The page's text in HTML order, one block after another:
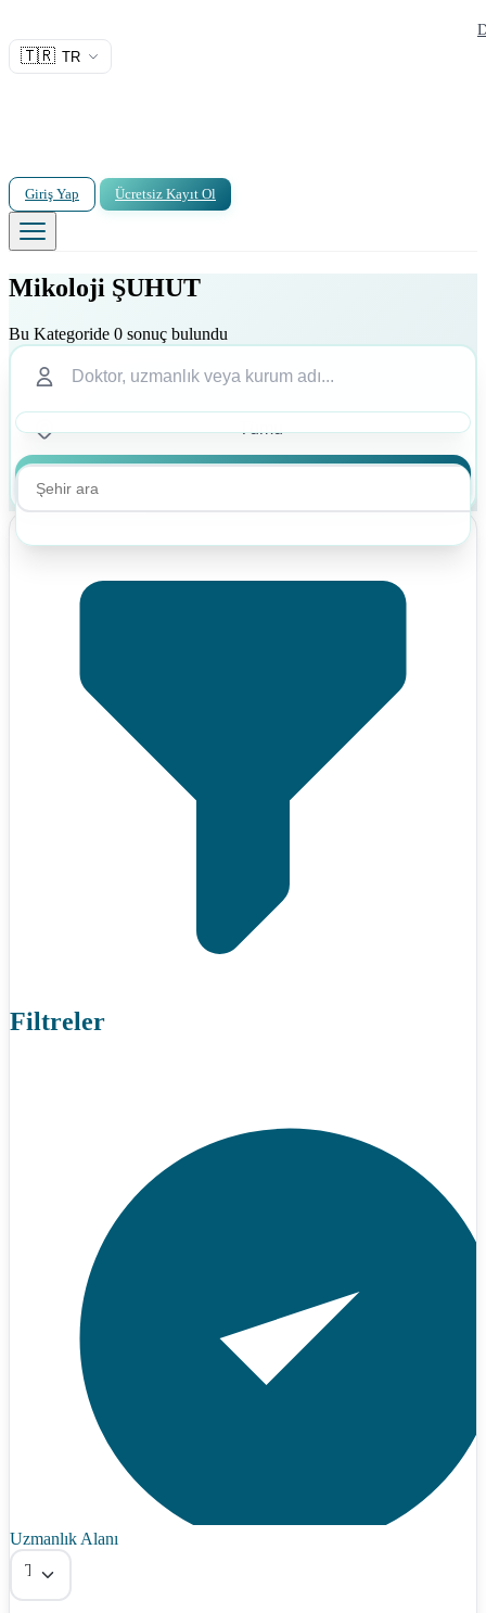
🇹🇷 TR
Giriş Yap Ücretsiz Kayıt Ol
Mikoloji ŞUHUT
Bu Kategoride 0 sonuç bulundu
Filtreler
Uzmanlık Alanı
Tümü